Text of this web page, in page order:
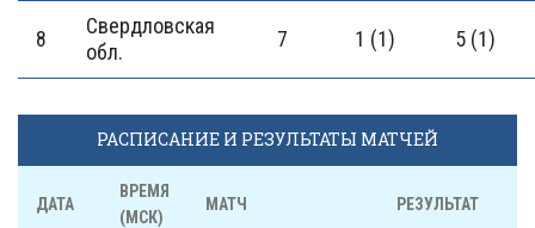
8
Свердловская
обл.
7 1 (1) 5 (1)
РАСПИСАНИЕ И РЕЗУЛЬТАТЫ МАТЧЕЙ
ДАТА
ВРЕМЯ
(МСК)
МАТЧ РЕЗУЛЬТАТ